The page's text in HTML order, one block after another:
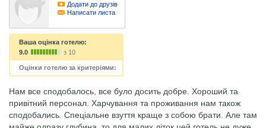
Додати до друзів
Написати листа
Ваша оцінка готелю:
9.0
з 10
Оцінки готелю за критеріями:
Нам все сподобалось, все було досить добре. Хороший та
привітний персонал. Харчування та проживання нам також
сподобались. Спеціальне взуття краще з собою брати. Але там